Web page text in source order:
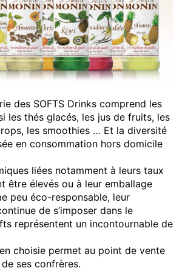
des SOFTS Drinks comprend les
les thés glacés, les jus de fruits, les
les smoothies … Et la diversité
en consommation hors domicile
liées notamment à leurs taux
être élevés ou à leur emballage
peu éco-responsable, leur
de s’imposer dans le
représentent un incontournable de
choisie permet au point de vente
ses confrères.